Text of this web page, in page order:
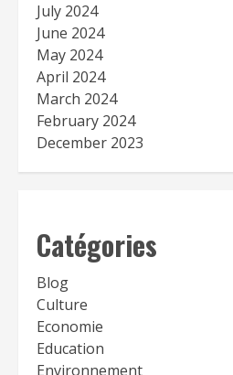
July 2024
June 2024
May 2024
April 2024
March 2024
February 2024
December 2023
Catégories
Blog
Culture
Economie
Education
Environnement